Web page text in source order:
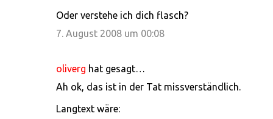
Oder verstehe ich dich flasch?
7. August 2008 um 00:08
oliverg hat gesagt…
Ah ok, das ist in der Tat missverständlich.
Langtext wäre: